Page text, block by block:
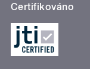
Certifikováno